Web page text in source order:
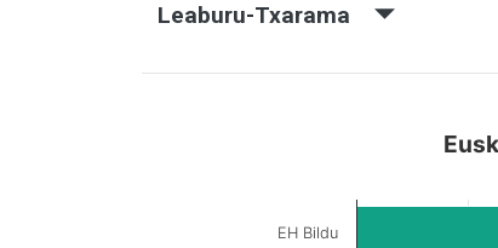
Leaburu-Txarama
EH Bildu